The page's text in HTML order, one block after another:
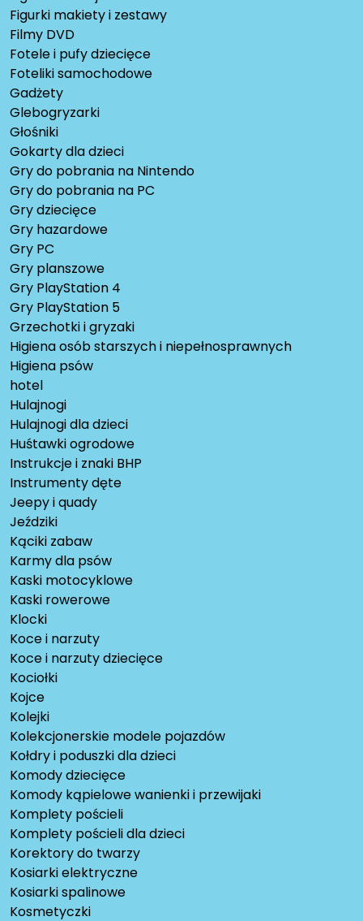
Figurki makiety i zestawy
Filmy DVD
Fotele i pufy dziecięce
Foteliki samochodowe
Gadżety
Glebogryzarki
Głośniki
Gokarty dla dzieci
Gry do pobrania na Nintendo
Gry do pobrania na PC
Gry dziecięce
Gry hazardowe
Gry PC
Gry planszowe
Gry PlayStation 4
Gry PlayStation 5
Grzechotki i gryzaki
Higiena osób starszych i niepełnosprawnych
Higiena psów
hotel
Hulajnogi
Hulajnogi dla dzieci
Huśtawki ogrodowe
Instrukcje i znaki BHP
Instrumenty dęte
Jeepy i quady
Jeździki
Kąciki zabaw
Karmy dla psów
Kaski motocyklowe
Kaski rowerowe
Klocki
Koce i narzuty
Koce i narzuty dziecięce
Kociołki
Kojce
Kolejki
Kolekcjonerskie modele pojazdów
Kołdry i poduszki dla dzieci
Komody dziecięce
Komody kąpielowe wanienki i przewijaki
Komplety pościeli
Komplety pościeli dla dzieci
Korektory do twarzy
Kosiarki elektryczne
Kosiarki spalinowe
Kosmetyczki